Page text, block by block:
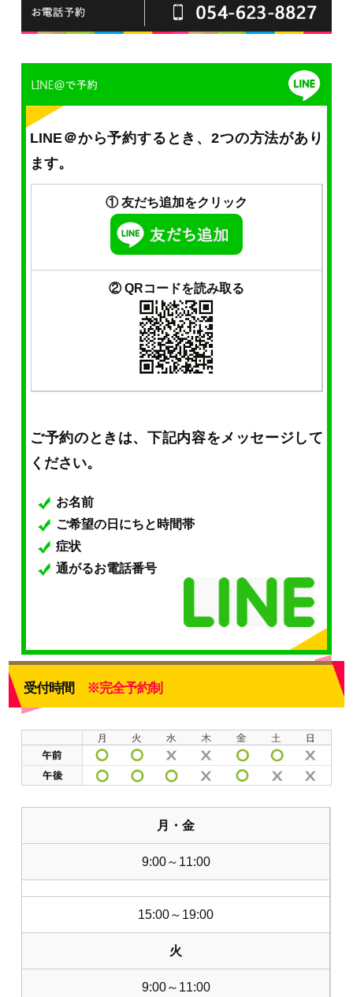
LINE＠から予約するとき、2つの方法があり
ます。
① 友だち追加をクリック
② QRコードを読み取る
ご予約のときは、下記内容をメッセージして
ください。
お名前
ご希望の日にちと時間帯
症状
通がるお電話番号
受付時間 ※完全予約制
月・金
9:00～11:00
15:00～19:00
火
9:00～11:00